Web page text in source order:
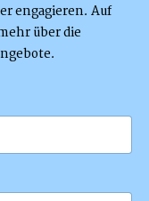
engagieren. Auf
über die